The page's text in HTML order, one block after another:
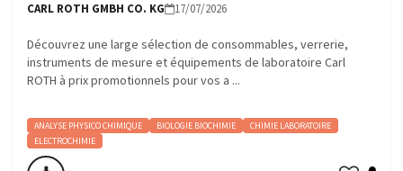
CARL ROTH GMBH CO. KG 17/07/2026
Découvrez une large sélection de consommables, verrerie,
instruments de mesure et équipements de laboratoire Carl
ROTH à prix promotionnels pour vos a ...
ANALYSE PHYSICO CHIMIQUE BIOLOGIE BIOCHIMIE
CHIMIE LABORATOIRE
ELECTROCHIMIE